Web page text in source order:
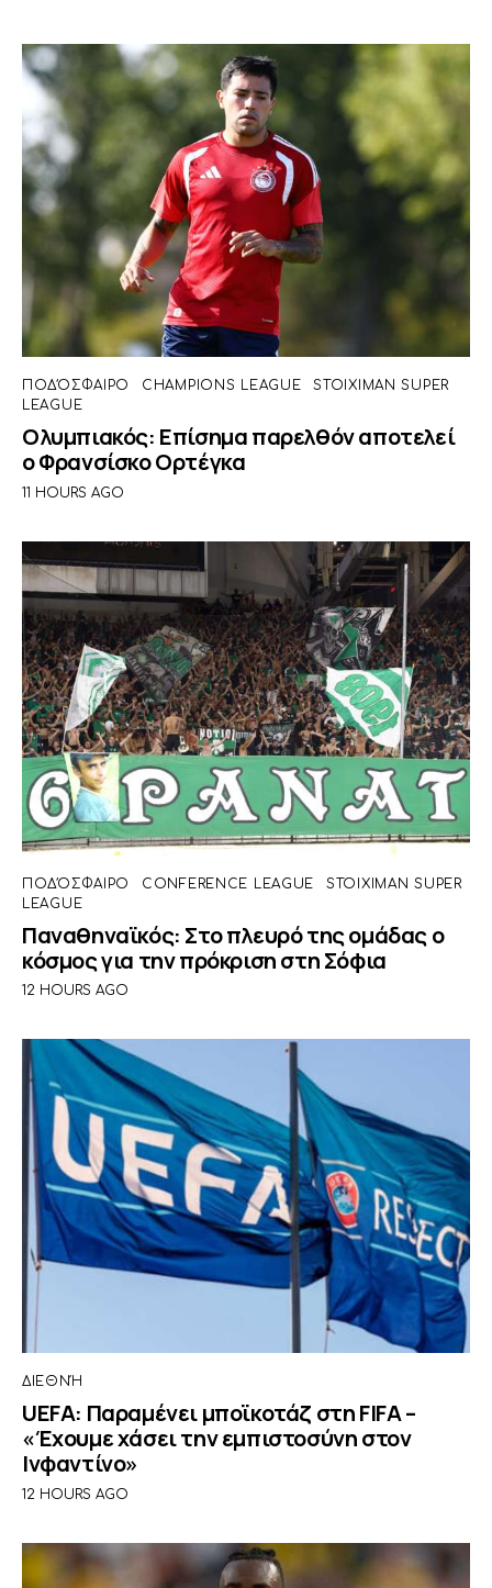
ΠΟΔΌΣΦΑΙΡΟ CHAMPIONS LEAGUE
STOIXIMAN SUPER
LEAGUE
Ολυμπιακός: Επίσημα παρελθόν αποτελεί
ο Φρανσίσκο Ορτέγκα
11 HOURS AGO
ΠΟΔΌΣΦΑΙΡΟ CONFERENCE LEAGUE
STOIXIMAN SUPER
LEAGUE
Παναθηναϊκός: Στο πλευρό της ομάδας ο
κόσμος για την πρόκριση στη Σόφια
12 HOURS AGO
ΔΙΕΘΝΉ
UEFA: Παραμένει μποϊκοτάζ στη FIFA –
«Έχουμε χάσει την εμπιστοσύνη στον
Ινφαντίνο»
12 HOURS AGO